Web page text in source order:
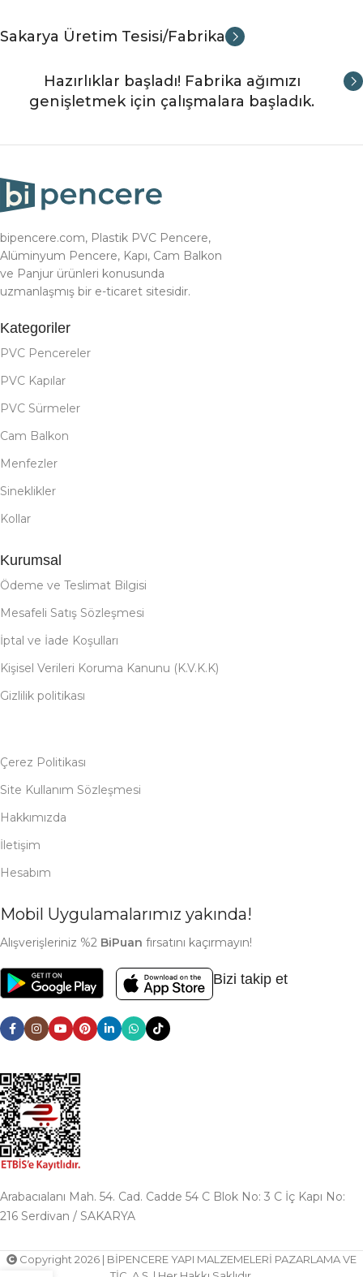
Sakarya Üretim Tesisi/Fabrika
Hazırlıklar başladı! Fabrika ağımızı
genişletmek için çalışmalara başladık.
bipencere.com, Plastik PVC Pencere,
Alüminyum Pencere, Kapı, Cam Balkon
ve Panjur ürünleri konusunda
uzmanlaşmış bir e-ticaret sitesidir.
Kategoriler
PVC Pencereler
PVC Kapılar
PVC Sürmeler
Cam Balkon
Menfezler
Sineklikler
Kollar
Kurumsal
Ödeme ve Teslimat Bilgisi
Mesafeli Satış Sözleşmesi
İptal ve İade Koşulları
Kişisel Verileri Koruma Kanunu (K.V.K.K)
Gizlilik politikası
Çerez Politikası
Site Kullanım Sözleşmesi
Hakkımızda
İletişim
Hesabım
Mobil Uygulamalarımız yakında!
Alışverişleriniz %2 BiPuan fırsatını kaçırmayın!
Bizi takip et
Arabacıalanı Mah. 54. Cad. Cadde 54 C Blok No: 3 C İç Kapı No:
216 Serdivan / SAKARYA
Copyright 2026 | BİPENCERE YAPI MALZEMELERİ PAZARLAMA VE